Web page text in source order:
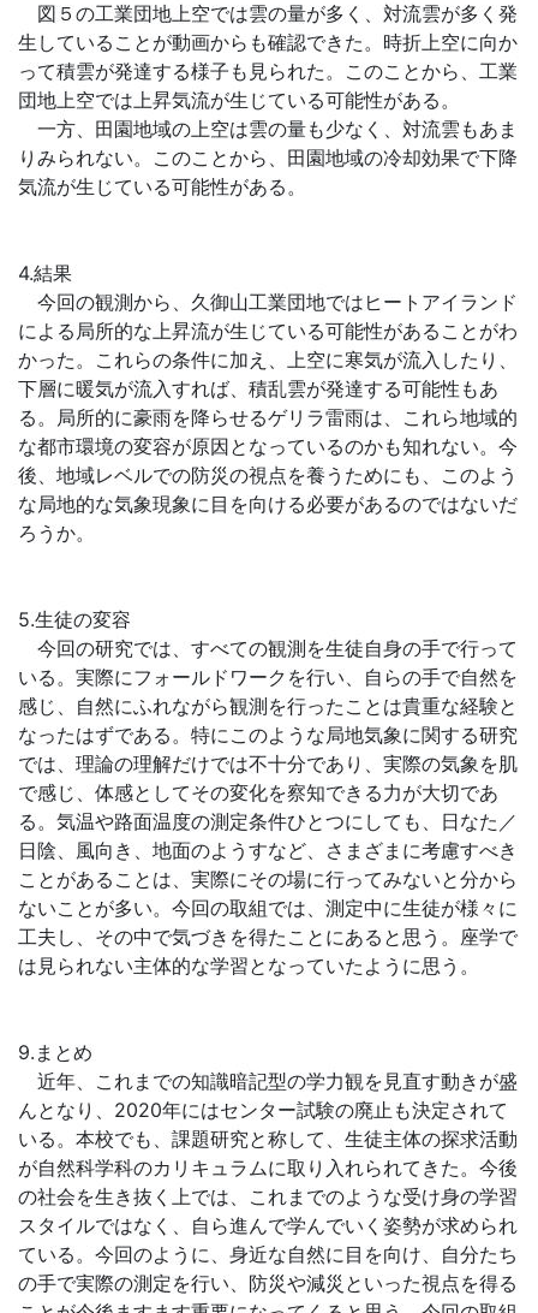
図５の工業団地上空では雲の量が多く、対流雲が多く発
生していることが動画からも確認できた。時折上空に向か
って積雲が発達する様子も見られた。このことから、工業
団地上空では上昇気流が生じている可能性がある。
一方、田園地域の上空は雲の量も少なく、対流雲もあま
りみられない。このことから、田園地域の冷却効果で下降
気流が生じている可能性がある。
4.結果
今回の観測から、久御山工業団地ではヒートアイランド
による局所的な上昇流が生じている可能性があることがわ
かった。これらの条件に加え、上空に寒気が流入したり、
下層に暖気が流入すれば、積乱雲が発達する可能性もあ
る。局所的に豪雨を降らせるゲリラ雷雨は、これら地域的
な都市環境の変容が原因となっているのかも知れない。今
後、地域レベルでの防災の視点を養うためにも、このよう
な局地的な気象現象に目を向ける必要があるのではないだ
ろうか。
5.生徒の変容
今回の研究では、すべての観測を生徒自身の手で行って
いる。実際にフォールドワークを行い、自らの手で自然を
感じ、自然にふれながら観測を行ったことは貴重な経験と
なったはずである。特にこのような局地気象に関する研究
では、理論の理解だけでは不十分であり、実際の気象を肌
で感じ、体感としてその変化を察知できる力が大切であ
る。気温や路面温度の測定条件ひとつにしても、日なた／
日陰、風向き、地面のようすなど、さまざまに考慮すべき
ことがあることは、実際にその場に行ってみないと分から
ないことが多い。今回の取組では、測定中に生徒が様々に
工夫し、その中で気づきを得たことにあると思う。座学で
は見られない主体的な学習となっていたように思う。
9.まとめ
近年、これまでの知識暗記型の学力観を見直す動きが盛
んとなり、2020年にはセンター試験の廃止も決定されて
いる。本校でも、課題研究と称して、生徒主体の探求活動
が自然科学科のカリキュラムに取り入れられてきた。今後
の社会を生き抜く上では、これまでのような受け身の学習
スタイルではなく、自ら進んで学んでいく姿勢が求められ
ている。今回のように、身近な自然に目を向け、自分たち
の手で実際の測定を行い、防災や減災といった視点を得る